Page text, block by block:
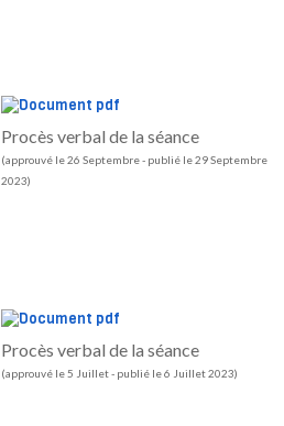
Procès verbal de la séance
(approuvé le 26 Septembre - publié le 29 Septembre
2023)
Procès verbal de la séance
(approuvé le 5 Juillet - publié le 6 Juillet 2023)